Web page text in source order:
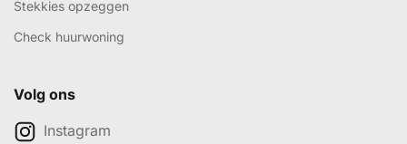
Stekkies opzeggen
Check huurwoning
Volg ons
Instagram